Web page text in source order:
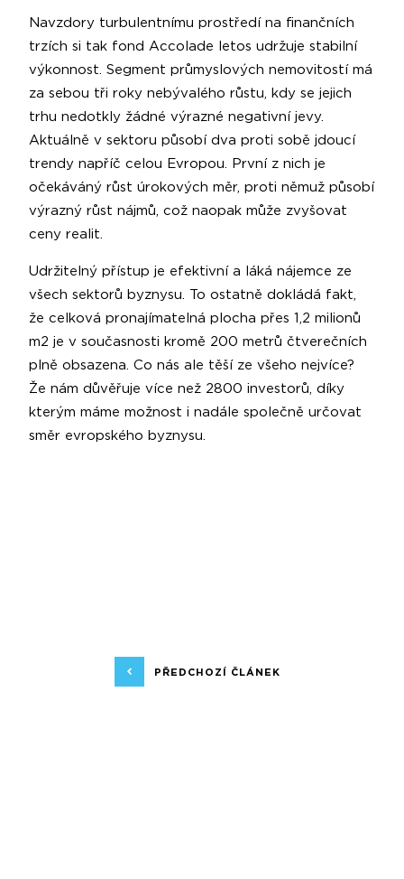
Navzdory turbulentnímu prostředí na finančních
trzích si tak fond Accolade letos udržuje stabilní
výkonnost. Segment průmyslových nemovitostí má
za sebou tři roky nebývalého růstu, kdy se jejich
trhu nedotkly žádné výrazné negativní jevy.
Aktuálně v sektoru působí dva proti sobě jdoucí
trendy napříč celou Evropou. První z nich je
očekáváný růst úrokových měr, proti němuž působí
výrazný růst nájmů, což naopak může zvyšovat
ceny realit.
Udržitelný přístup je efektivní a láká nájemce ze
všech sektorů byznysu. To ostatně dokládá fakt,
že celková pronajímatelná plocha přes 1,2 milionů
m2 je v současnosti kromě 200 metrů čtverečních
plně obsazena. Co nás ale těší ze všeho nejvíce?
Že nám důvěřuje více než 2800 investorů, díky
kterým máme možnost i nadále společně určovat
směr evropského byznysu.
PŘEDCHOZÍ ČLÁNEK